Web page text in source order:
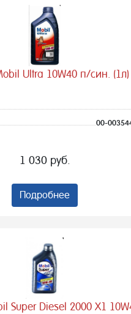
Ultra 10W40 п/син. (1л)
00-
1 030 руб.
Подробнее
Super Diesel 2000 X1